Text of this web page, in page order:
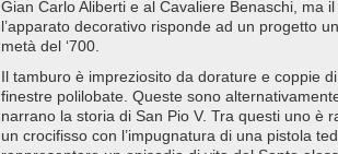
Gian Carlo Aliberti e al Cavaliere Benaschi, ma
l’apparato decorativo risponde ad un progetto
metà del ‘700.
Il tamburo è impreziosito da dorature e coppie
finestre polilobate. Queste sono
narrano la storia di San Pio V. Tra questi uno è
un crocifisso con l’impugnatura di una pistola